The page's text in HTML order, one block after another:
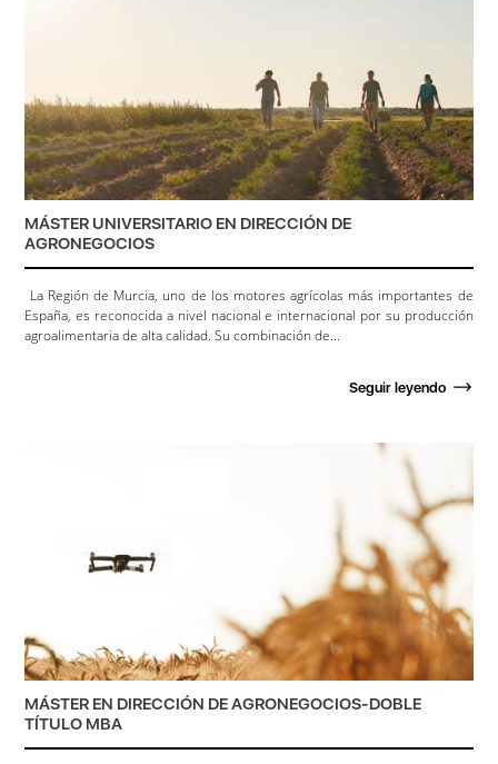
MÁSTER UNIVERSITARIO EN DIRECCIÓN DE
AGRONEGOCIOS
La Región de Murcia, uno de los motores agrícolas más importantes de
España, es reconocida a nivel nacional e internacional por su producción
agroalimentaria de alta calidad. Su combinación de...
Seguir leyendo
MÁSTER EN DIRECCIÓN DE AGRONEGOCIOS-DOBLE
TÍTULO MBA